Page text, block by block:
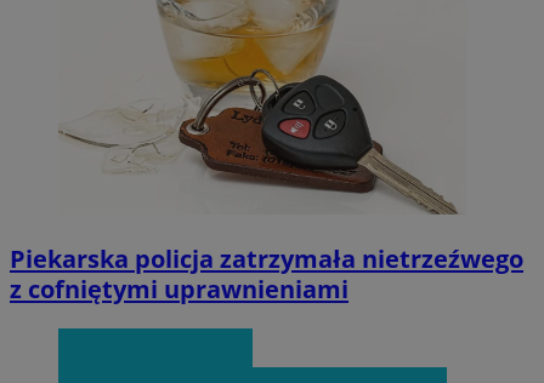
Piekarska policja zatrzymała nietrzeźwego
z cofniętymi uprawnieniami